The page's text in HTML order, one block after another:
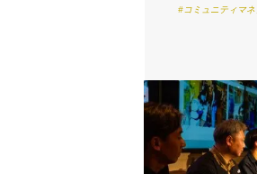
#コミュニティマネ